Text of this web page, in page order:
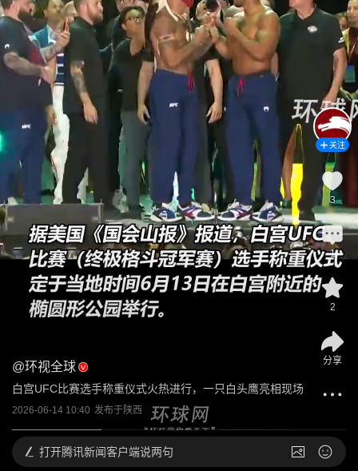
@环视全球
白宫UFC比赛选手称重仪式火热进行，一只白头鹰亮相现场
2026-06-14 10:40 发布于陕西
关注
3
1
2
分享
打开腾讯新闻客户端说两句